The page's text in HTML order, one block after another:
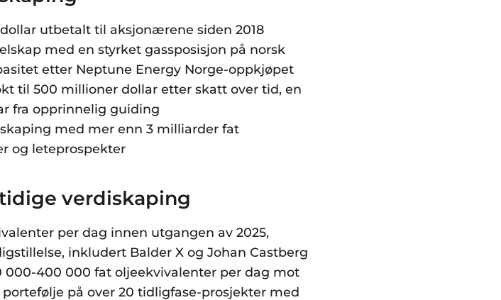
utbetalt til aksjonærene siden 2018
med en styrket gassposisjon på norsk
etter Neptune Energy Norge-oppkjøpet
til 500 millioner dollar etter skatt over tid, en
fra opprinnelig guiding
med mer enn 3 milliarder fat
og leteprospekter
verdiskaping
per dag innen utgangen av 2025,
inkludert Balder X og Johan Castberg
000-400 000 fat oljeekvivalenter per dag mot
på over 20 tidligfase-prosjekter med